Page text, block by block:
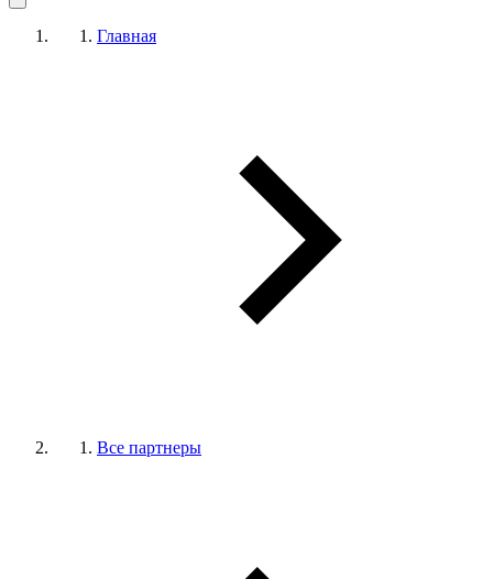
Главная
Все партнеры